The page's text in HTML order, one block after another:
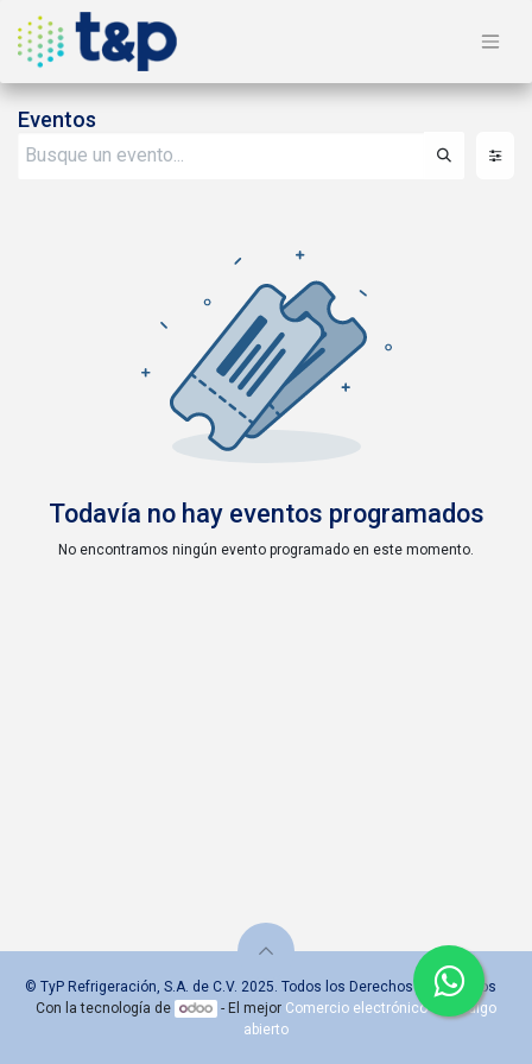
Eventos
Todavía no hay eventos programados
No encontramos ningún evento programado en este momento.
© TyP Refrigeración, S.A. de C.V. 2025. Todos los Derechos Reservados
Con la tecnología de
- El mejor Comercio electrónico de código
abierto